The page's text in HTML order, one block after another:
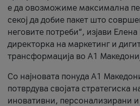
е да овозможиме максимална
секој да добие пакет што
неговите потреби“, изјави
директорка на маркетинг и
трансформација во А1
Со најновата понуда А1
потврдува својата стратегиска
иновативни, персонализирани